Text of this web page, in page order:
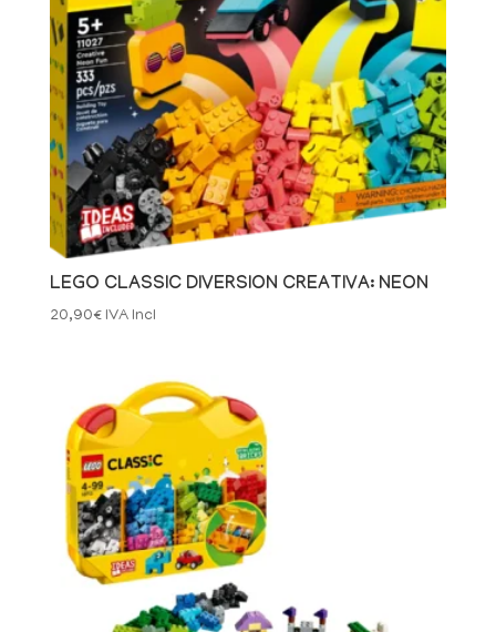
LEGO CLASSIC DIVERSION CREATIVA: NEON
20,90€ IVA Incl